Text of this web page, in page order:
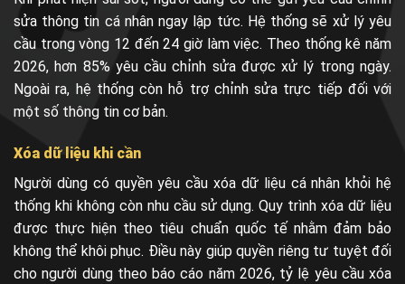
sửa thông tin cá nhân ngay lập tức. Hệ thống sẽ xử lý yêu
cầu trong vòng 12 đến 24 giờ làm việc. Theo thống kê năm
2026, hơn 85% yêu cầu chỉnh sửa được xử lý trong ngày.
Ngoài ra, hệ thống còn hỗ trợ chỉnh sửa trực tiếp đối với
một số thông tin cơ bản.
Xóa dữ liệu khi cần
Người dùng có quyền yêu cầu xóa dữ liệu cá nhân khỏi hệ
thống khi không còn nhu cầu sử dụng. Quy trình xóa dữ liệu
được thực hiện theo tiêu chuẩn quốc tế nhằm đảm bảo
không thể khôi phục. Điều này giúp quyền riêng tư tuyệt đối
cho người dùng theo báo cáo năm 2026, tỷ lệ yêu cầu xóa